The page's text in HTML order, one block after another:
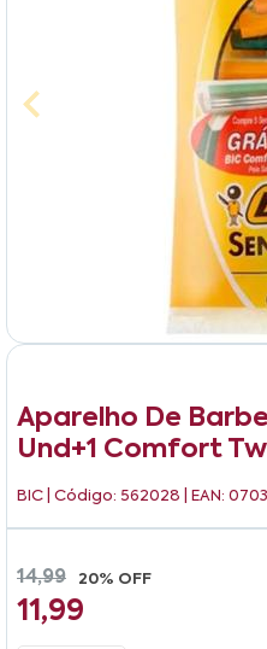
Aparelho De
Und+1 Comfort
BIC | Código: 562028 | EAN:
14,99 20% OFF
11,99